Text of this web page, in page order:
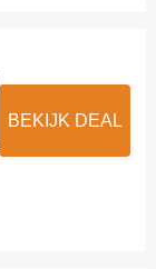
BEKIJK DEAL